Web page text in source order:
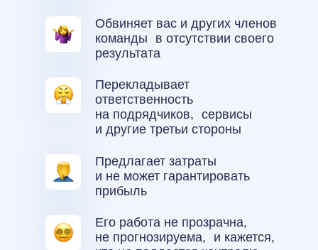
Обвиняет вас и других членов
команды в отсутствии своего
результата
Перекладывает
ответственность
на подрядчиков, сервисы
и другие третьи стороны
Предлагает затраты
и не может гарантировать
прибыль
Его работа не прозрачна,
не прогнозируема, и кажется,